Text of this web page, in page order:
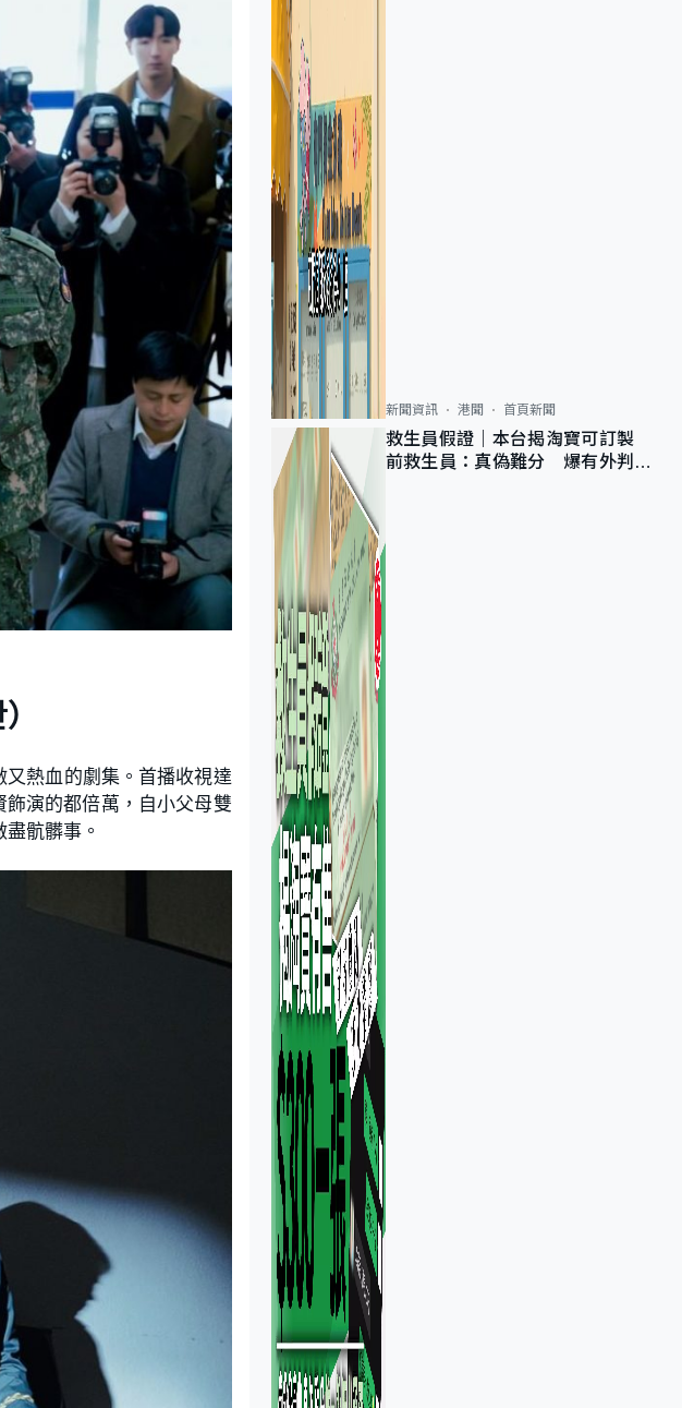
又熱血的劇集。首播收視達
演的都倍萬，自小父母雙
骯髒事。
新聞資訊 港聞 首頁新聞
救生員假證｜本台揭淘寶可訂製
前救生員：真偽難分 爆有外判商